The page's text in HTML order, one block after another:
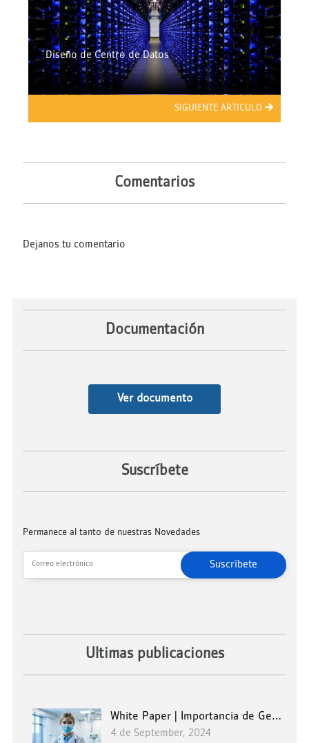
Diseño de Centro de Datos
SIGUIENTE ARTICULO
Comentarios
Dejanos tu comentario
Documentación
Ver documento
Suscríbete
Permanece al tanto de nuestras Novedades
Suscríbete
Ultimas publicaciones
White Paper | Importancia de Generadores Industriales en Hospitales
4 de September, 2024